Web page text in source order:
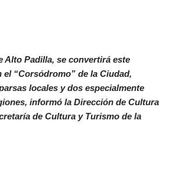
Alto Padilla, se convertirá este
el “Corsódromo” de la Ciudad,
locales y dos especialmente
informó la Dirección de Cultura
de Cultura y Turismo de la